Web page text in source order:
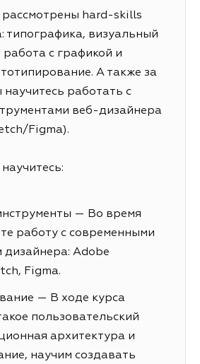
рассмотрены hard-skills
типографика, визуальный
с графикой и
А также за
работать с
веб-дизайнера
Figma).
— Во время
работу с современными
дизайнера: Adobe
Figma.
— В ходе курса
пользовательский
архитектура и
научим создавать